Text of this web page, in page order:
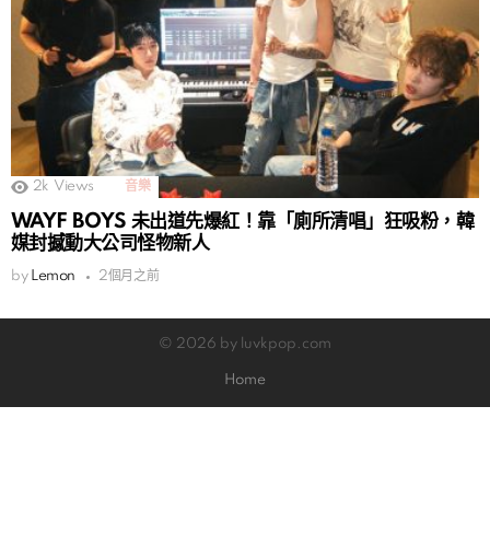
2k Views 音樂
WAYF BOYS 未出道先爆紅！靠「廁所清唱」狂吸粉，韓
媒封撼動大公司怪物新人
by Lemon 2個月之前
© 2026 by luvkpop.com
Home